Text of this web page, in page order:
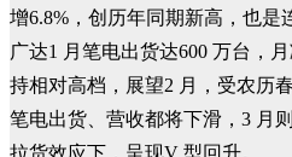
增6.8%，创历年同期新高，也是
广达1 月笔电出货达600 万台，
持相对高档，展望2 月，受农历
笔电出货、营收都将下滑，3 月